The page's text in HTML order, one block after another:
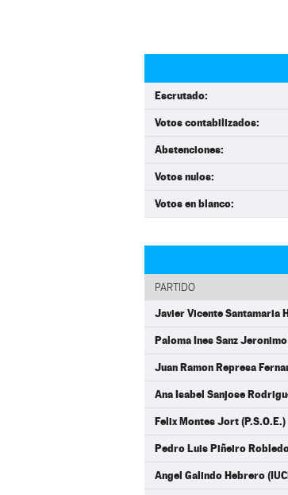
Escrutado:
Votos contabilizados:
Abstenciones:
Votos nulos:
Votos en blanco:
PARTIDO
Javier Vicente Santamaria
Paloma Ines Sanz Jeronimo
Juan Ramon Represa
Ana Isabel Sanjose
Felix Montes Jort (P.S.O.E.)
Pedro Luis Piñeiro Robledo
Angel Galindo Hebrero